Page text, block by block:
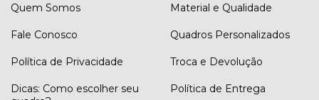
Quem Somos
Fale Conosco
Política de Privacidade
Dicas: Como escolher seu
Material e Qualidade
Quadros Personalizados
Troca e Devolução
Política de Entrega